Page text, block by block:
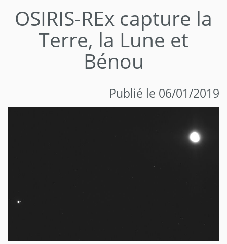
OSIRIS-REx capture la
Terre, la Lune et
Bénou
Publié le 06/01/2019